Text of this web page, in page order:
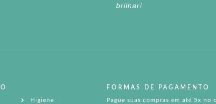
brilhar!
Higiene
FORMAS DE PAGAMENTO
Pague suas compras em até 5x no